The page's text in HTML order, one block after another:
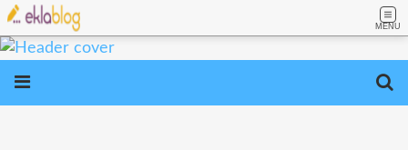
MENU